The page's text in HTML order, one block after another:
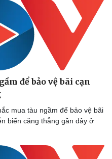
Trải nghiệm
Chuyển đổi số
để bảo vệ bãi cạn
mua tàu ngầm để bảo vệ bãi
biến căng thẳng gần đây ở